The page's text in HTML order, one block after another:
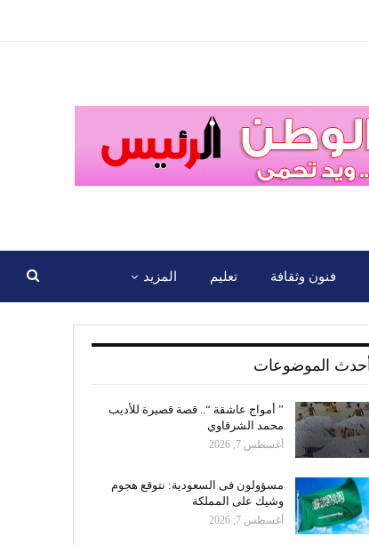
فنون وثقافة تعليم المزيد
أحدث الموضوعات
” أمواج عاشقة “.. قصة قصيرة للأديب
محمد الشرقاوي
أغسطس 7, 2026
مسؤولون فى السعودية: نتوقع هجوم
وشيك على المملكة
أغسطس 7, 2026